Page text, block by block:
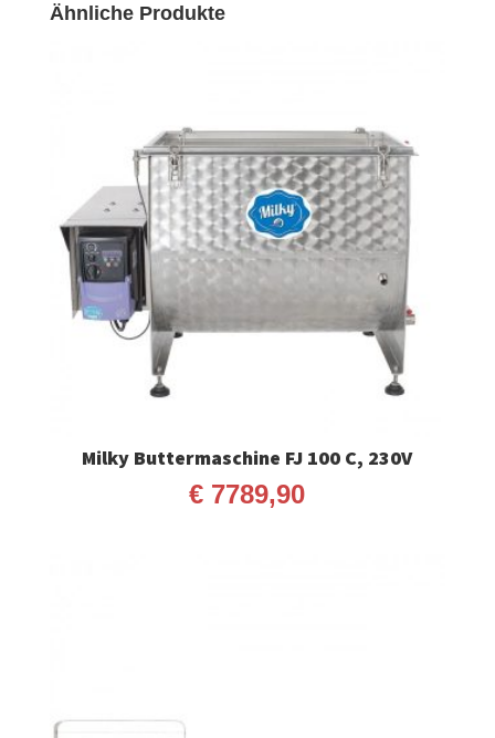
Ähnliche Produkte
Milky Buttermaschine FJ 100 C, 230V
€ 7789,90